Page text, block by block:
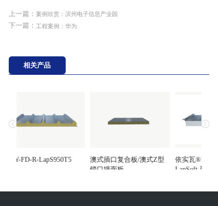
上一篇： 案例欣赏：滨州电子信息产业园
下一篇： 工程案例：华为
相关产品
HXY-FD-R-LapS950T5
澳式插口复合板/澳式Z型
锁口墙面板
依实瓦
LapSoft-聚氨